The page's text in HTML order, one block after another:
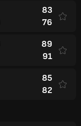
83
76
89
91
85
82